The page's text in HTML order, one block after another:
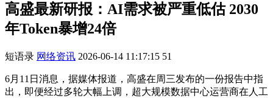
高盛最新研报：AI需求被严重低估 2030
年Token暴增24倍
短语录 网络资讯 2026-06-14 11:17:15 51
6月11日消息，据媒体报道，高盛在周三发布的一份报告中指
出，即便经过多轮大幅上调，超大规模数据中心运营商在人工